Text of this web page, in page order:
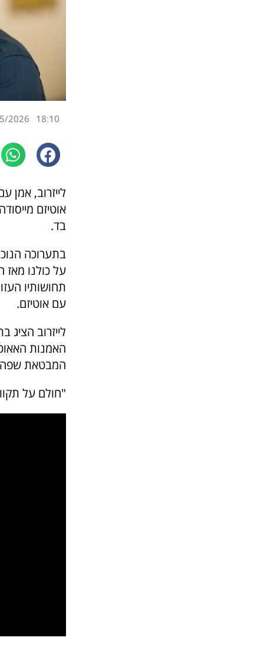
18:10
2026
לייזרוב, אמן
אוטיזם
בד.
בתערוכה
על כולנו
תחושותיו
עם אוטיזם.
לייזרוב הציג
האמנות
המבטאת שפה
"חולם על